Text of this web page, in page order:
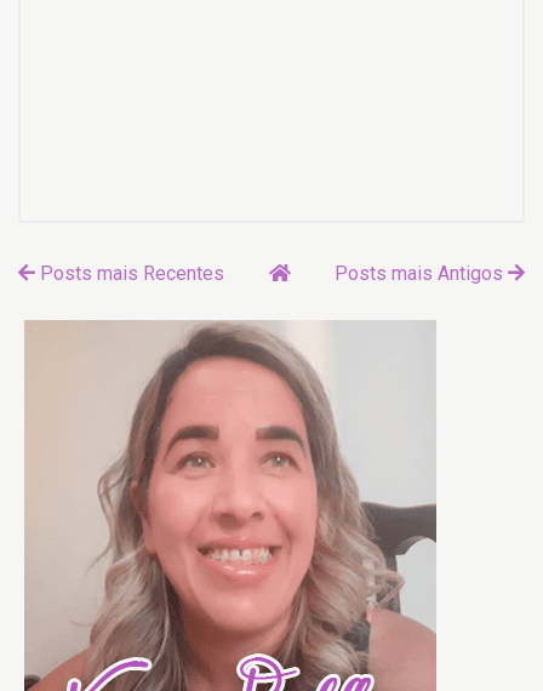
Posts mais Recentes Posts mais Antigos